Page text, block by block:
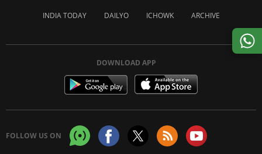
INDIA TODAY DAILYO ICHOWK ARCHIVE
DOWNLOAD APP
FOLLOW US ON